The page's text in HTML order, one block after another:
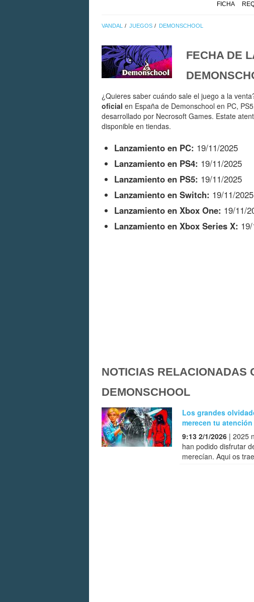
FICHA
VANDAL JUEGOS DEMONSCHOOL
FECHA DE
¿Quieres saber cuándo sale el juego a la
oficial en España de Demonschool en PC,
desarrollado por Necrosoft Games. Estate
disponible en tiendas.
Lanzamiento en PC: 19/11/2025
Lanzamiento en PS4: 19/11/2025
Lanzamiento en PS5: 19/11/2025
Lanzamiento en Switch: 19/11/2025
Lanzamiento en Xbox One: 19/11/
Lanzamiento en Xbox Series X:
NOTICIAS RELACIONADAS
DEMONSCHOOL
Los grandes
merecen tu atención
9:13 2/1/2026 | 2025
han podido disfrutar
merecían. Aqui os